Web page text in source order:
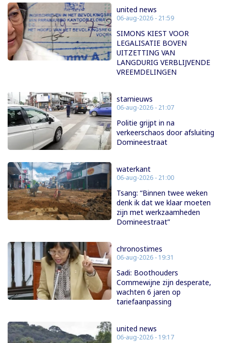
united news
06-aug-2026 - 21:59
SIMONS KIEST VOOR
LEGALISATIE BOVEN
UITZETTING VAN
LANGDURIG VERBLIJVENDE
VREEMDELINGEN
starnieuws
06-aug-2026 - 21:07
Politie grijpt in na
verkeerschaos door afsluiting
Domineestraat
waterkant
06-aug-2026 - 21:00
Tsang: “Binnen twee weken
denk ik dat we klaar moeten
zijn met werkzaamheden
Domineestraat”
chronostimes
06-aug-2026 - 19:31
Sadi: Boothouders
Commewijne zijn desperate,
wachten 6 jaren op
tariefaanpassing
united news
06-aug-2026 - 19:17